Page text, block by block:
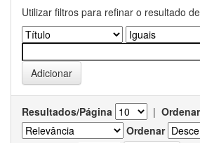
Utilizar filtros para refinar o resultado
Resultados/Página |
Ordenar